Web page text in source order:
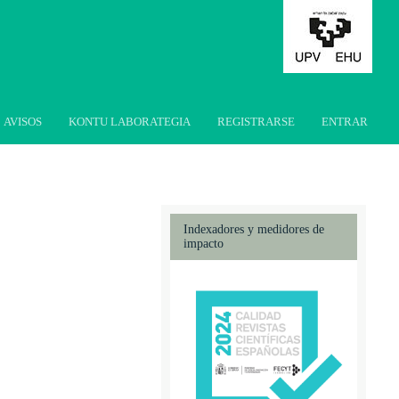
AVISOS KONTU LABORATEGIA REGISTRARSE ENTRAR
Indexadores y medidores de
impacto